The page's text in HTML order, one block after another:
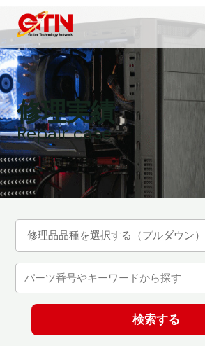
を
ス
キ
ッ
プ 修理実績
Repair case